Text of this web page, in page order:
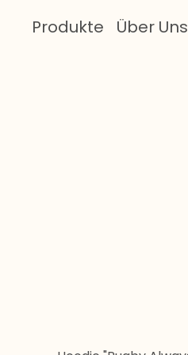
Produkte Über Uns